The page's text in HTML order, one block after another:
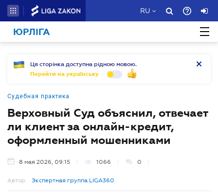
RU
ЮРЛІГА
Ця сторінка доступна рідною мовою.
Перейти на українську
Судебная практика
Верховный Суд объяснил, отвечает
ли клиент за онлайн-кредит,
оформленный мошенниками
8 мая 2026, 09:15 1066 0
Автор: Экспертная группа LIGA360